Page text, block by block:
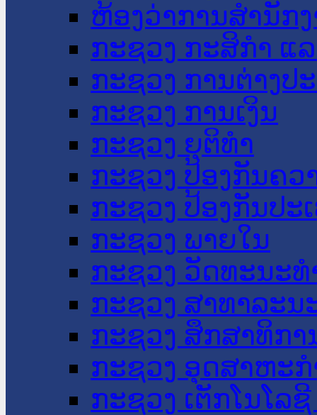
ຫ້ອງວ່າການສຳນັກ
ກະຊວງ ກະສິກຳ ແ
ກະຊວງ ການຕ່າງປ
ກະຊວງ ການເງິນ
ກະຊວງ ຍຸຕິທໍາ
ກະຊວງ ປ້ອງກັນຄວ
ກະຊວງ ປ້ອງກັນປະ
ກະຊວງ ພາຍໃນ
ກະຊວງ ວັດທະນະ
ກະຊວງ ສາທາລະນ
ກະຊວງ ສຶກສາທິກາ
ກະຊວງ ອຸດສາຫະ
ກະຊວງ ເຕັກໂນໂລ